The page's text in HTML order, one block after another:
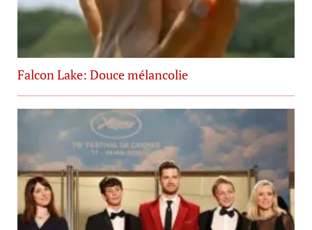
Falcon Lake: Douce mélancolie